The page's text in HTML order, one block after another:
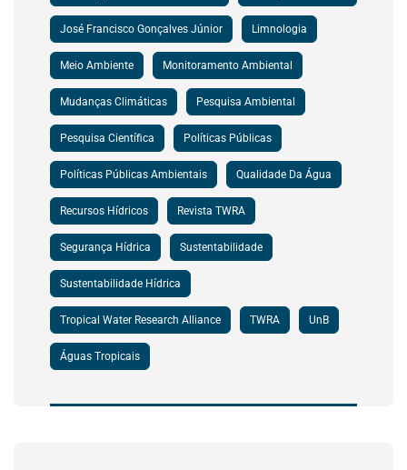
José Francisco Gonçalves Júnior Limnologia
Meio Ambiente Monitoramento Ambiental
Mudanças Climáticas Pesquisa Ambiental
Pesquisa Científica Políticas Públicas
Políticas Públicas Ambientais Qualidade Da Água
Recursos Hídricos Revista TWRA
Segurança Hídrica Sustentabilidade
Sustentabilidade Hídrica
Tropical Water Research Alliance TWRA UnB
Águas Tropicais